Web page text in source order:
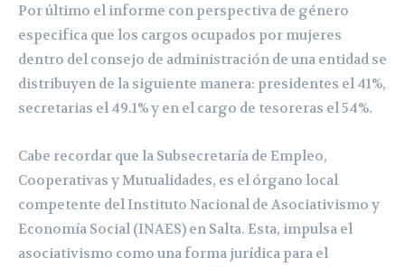
Por último el informe con perspectiva de género
especifica que los cargos ocupados por mujeres
dentro del consejo de administración de una entidad se
distribuyen de la siguiente manera: presidentes el 41%,
secretarias el 49.1% y en el cargo de tesoreras el 54%.
Cabe recordar que la Subsecretaría de Empleo,
Cooperativas y Mutualidades, es el órgano local
competente del Instituto Nacional de Asociativismo y
Economía Social (INAES) en Salta. Esta, impulsa el
asociativismo como una forma jurídica para el